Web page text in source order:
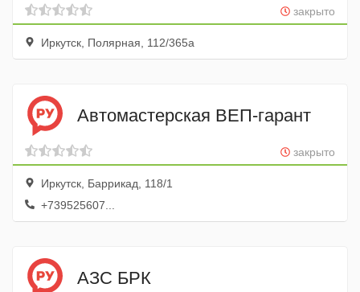
закрыто
Иркутск, Полярная, 112/365а
Автомастерская ВЕП-гарант
закрыто
Иркутск, Баррикад, 118/1
+739525607...
АЗС БРК